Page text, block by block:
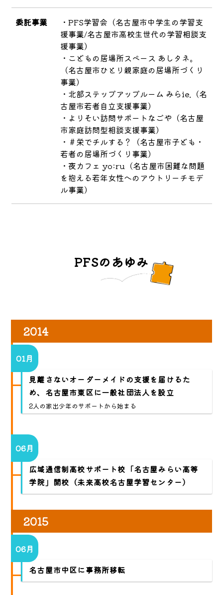
委託事業
・PFS学習会（名古屋市中学生の学習支
援事業/名古屋市高校生世代の学習相談支
援事業）
・こどもの居場所スペース あしタネ。
（名古屋市ひとり親家庭の居場所づくり
事業）
・北部ステップアップルーム みらie.（名
古屋市若者自立支援事業）
・よりそい訪問サポートなごや（名古屋
市家庭訪問型相談支援事業）
・＃栄でチルする？（名古屋市子ども・
若者の居場所づくり事業）
・夜カフェ yo:ru（名古屋市困難な問題
を抱える若年女性へのアウトリーチモデ
ル事業）
PFSのあゆみ
2014
01月
見離さないオーダーメイドの支援を届けるた
め、名古屋市東区に一般社団法人を設立
2人の家出少年のサポートから始まる
06月
広域通信制高校サポート校「名古屋みらい高等
学院」開校（未来高校名古屋学習センター）
2015
06月
名古屋市中区に事務所移転